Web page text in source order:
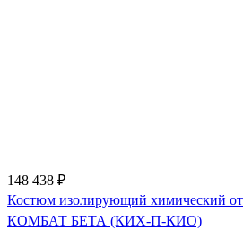
148 438 ₽
Костюм изолирующий химический
КОМБАТ БЕТА (КИХ-П-КИО)